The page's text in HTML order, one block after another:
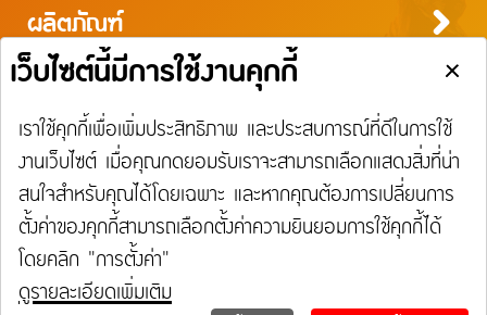
ผลิตภัณฑ์
ประกันภัยสำหรับบุคคล
ประกันภัยการเดินทาง
ประกันภัยสำหรับธุรกิจ
ประกันความเสี่ยงภัยทุกชนิดสำหรับงานรับเหมาก่อสร้าง/ติดตั้งเครื่องจักร
ประกันความเสี่ยงภัยทุกชนิดของอุตสาหกรรม
ความรับผิดต่อบุคคลภายนอก
ประกันภัยธุรกิจหยุดชะงัก
ประกันภัยทางทะเล และขนส่ง
ประกันอัคคีภัย
บริการ
บริการ
Tune Care
Tune Connect
แจ้งใช้สิทธิลดหย่อนภาษี
Lounge Pass
เรียกร้องสินไหม
การประกันภัยเดินทาง
การเรียกร้องค่าสินไหมทดแทนกรณีรักษาพยาบาลจากการเจ็บป่วย
การเรียกร้องค่าสินไหมทดแทนกรณีรักษาพยาบาลจากอุบัติเหตุ
การเรียกร้องค่าสินไหมทดแทนกรณีการเลื่อนหรือการบอกเลิกการเดินทาง / การล่าช้าใน
การเดินทาง / การสูญเสียหรือเสียหายของกระเป๋าเดินทาง
การประกันภัยอุบัติเหตุส่วนบุคคล
การเรียกร้องค่าสินไหมทดแทนกรณีประกันภัยอุบัติเหตุส่วนบุคคล
การประกันภัยสุขภาพ
การเรียกร้องค่าสินไหมทดแทนกรณีโรคร้ายแรง / โรคเบาหวาน
การประกันภัยบ้าน
การเรียกร้องค่าสินไหมทดแทนประกันภัยบ้าน
การประกันภัยรถยนต์
การเรียกร้อนค่าสินไหมทดแทนประกันภัยรถยนต์
การประกันภัยความเสี่ยงภัยทรัพย์สิน / อัคคีภัย
การเรียกร้องค่าสินไหมทดแทนประเภทความเสี่ยงภัยทรัพย์สิน
การเรียกร้องค่าสินไหมทดแทนประเภทอัคคีภัย
การประกันภัยความรับผิดต่อบุคคลภายนอก
การเรียกร้องค่าสินไหมทดแทนความรับผิดต่อบุคคลภายนอก
การประกันภัยทางทะเลและขนส่ง
การเรียกร้องค่าสินไหมทดแทนประกันภัยทางทะเลและขนส่ง
ประกันภัยแรงงานต่างด้าว
ประกันภัยแรงงานต่างด้าว
ประกันภัยชดเชยรายได้ ชิลชัวร์
ประกันภัยชดเชยรายได้ ชิลชัวร์
เกี่ยวกับ Tune Protect
เกี่ยวกับ Tune Protect
ประวัติองค์กร
การกำกับดูแลกิจการ
ติดต่อเรา
Tune Protect Group
พันธมิตร
โรงพยาบาล
อู่ในเครือ